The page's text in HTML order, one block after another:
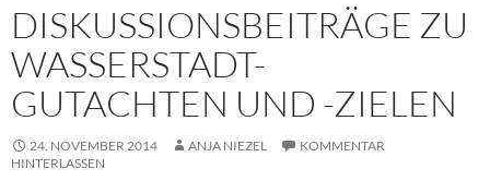
DISKUSSIONSBEITRÄGE ZU
WASSERSTADT-
GUTACHTEN UND -ZIELEN
24. NOVEMBER 2014 ANJA NIEZEL
KOMMENTAR
HINTERLASSEN